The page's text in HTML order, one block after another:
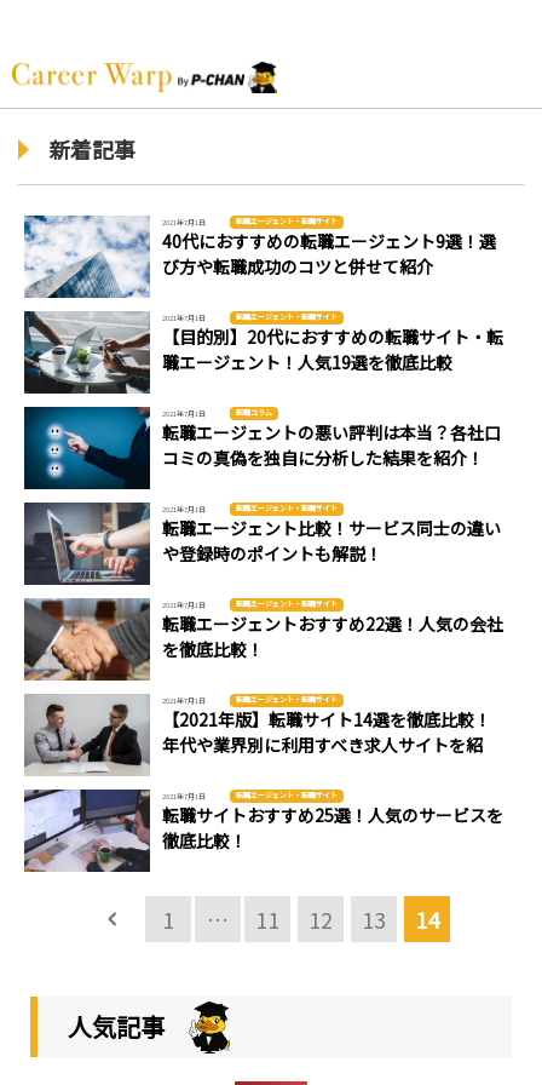
新着記事
2021年7月1日 転職エージェント・転職サイト
40代におすすめの転職エージェント9選！選
び方や転職成功のコツと併せて紹介
2021年7月1日 転職エージェント・転職サイト
【目的別】20代におすすめの転職サイト・転
職エージェント！人気19選を徹底比較
2021年7月1日 転職コラム
転職エージェントの悪い評判は本当？各社口
コミの真偽を独自に分析した結果を紹介！
2021年7月1日 転職エージェント・転職サイト
転職エージェント比較！サービス同士の違い
や登録時のポイントも解説！
2021年7月1日 転職エージェント・転職サイト
転職エージェントおすすめ22選！人気の会社
を徹底比較！
2021年7月1日 転職エージェント・転職サイト
【2021年版】転職サイト14選を徹底比較！
年代や業界別に利用すべき求人サイトを紹
2021年7月1日 転職エージェント・転職サイト
転職サイトおすすめ25選！人気のサービスを
徹底比較！
1 … 11 12 13 14
人気記事